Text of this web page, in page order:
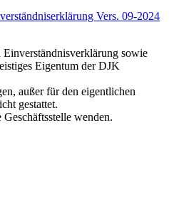
Vers. 09-2024
sowie
Eigentum der DJK
außer für den eigentlichen
gestattet.
wenden.